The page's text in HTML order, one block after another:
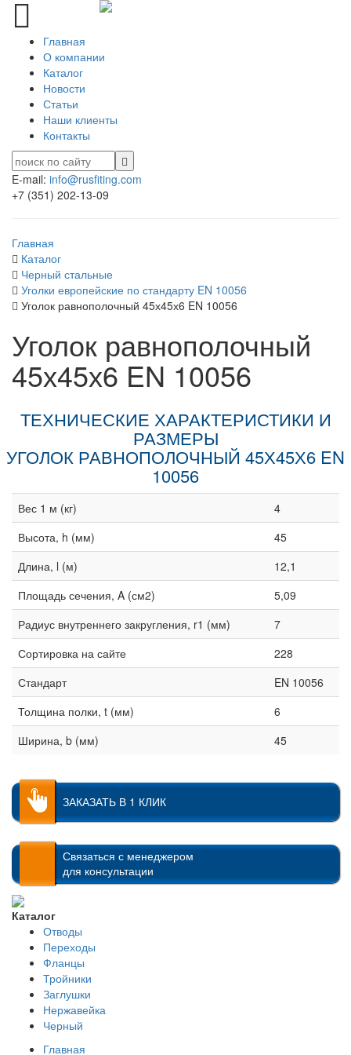
Главная
О компании
Каталог
Новости
Статьи
Наши клиенты
Контакты
E-mail: info@rusfiting.com
+7 (351) 202-13-09
Главная
Каталог
Черный стальные
Уголки европейские по стандарту EN 10056
Уголок равнополочный 45х45х6 EN 10056
Уголок равнополочный
45х45х6 EN 10056
ТЕХНИЧЕСКИЕ ХАРАКТЕРИСТИКИ И
РАЗМЕРЫ
УГОЛОК РАВНОПОЛОЧНЫЙ 45Х45Х6 EN
10056
Вес 1 м (кг)
4
Высота, h (мм)
45
Длина, l (м)
12,1
Площадь сечения, A (см2)
5,09
Радиус внутреннего закругления, r1 (мм)
7
Сортировка на сайте
228
Стандарт
EN 10056
Толщина полки, t (мм)
6
Ширина, b (мм)
45
ЗАКАЗАТЬ В 1 КЛИК
Связаться с менеджером
для консультации
Каталог
Отводы
Переходы
Фланцы
Тройники
Заглушки
Нержавейка
Черный
Главная